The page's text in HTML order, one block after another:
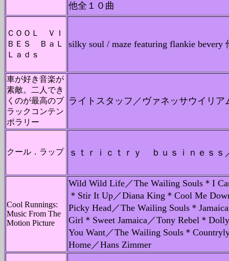
他全１０曲
ＣＯＯＬ ＶＩ
ＢＥＳ ＢａＬ
Ｌａｄｓ
silky soul / maze featuring flankie bevery
車が好き音楽が
素敵。二人でき
くのが最高のブ
ラックコンテン
ポラリー
ライトスタッフ／ヴァネッサウイリア
クール．ラップ ｓｔｒｉｃｔｒｙ ｂｕｓｉｎｅｓｓ
Cool Runnings:
Music From The
Motion Picture
Wild Wild Life／The Wailing Souls＊I
＊Stir It Up／Diana King＊Cool Me
Picky Head／The Wailing Souls＊
Girl＊Sweet Jamaica／Tony Rebel＊
You Want／The Wailing Souls＊
Home／Hans Zimmer